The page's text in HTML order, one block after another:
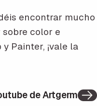
encontrar mucho
color e
Painter, ¡vale la
de Artgerm